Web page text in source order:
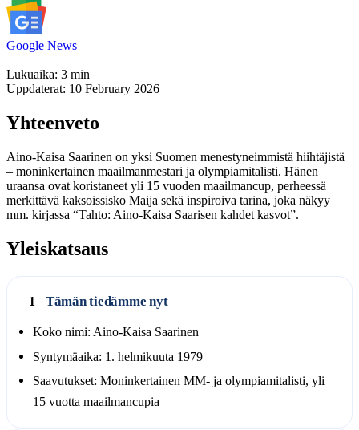
Google News
Lukuaika: 3 min
Uppdaterat: 10 February 2026
Yhteenveto
Aino-Kaisa Saarinen on yksi Suomen menestyneimmistä hiihtäjistä
– moninkertainen maailmanmestari ja olympiamitalisti. Hänen
uraansa ovat koristaneet yli 15 vuoden maailmancup, perheessä
merkittävä kaksoissisko Maija sekä inspiroiva tarina, joka näkyy
mm. kirjassa “Tahto: Aino-Kaisa Saarisen kahdet kasvot”.
Yleiskatsaus
1 Tämän tiedämme nyt
Koko nimi: Aino-Kaisa Saarinen
Syntymäaika: 1. helmikuuta 1979
Saavutukset: Moninkertainen MM- ja olympiamitalisti, yli
15 vuotta maailmancupia